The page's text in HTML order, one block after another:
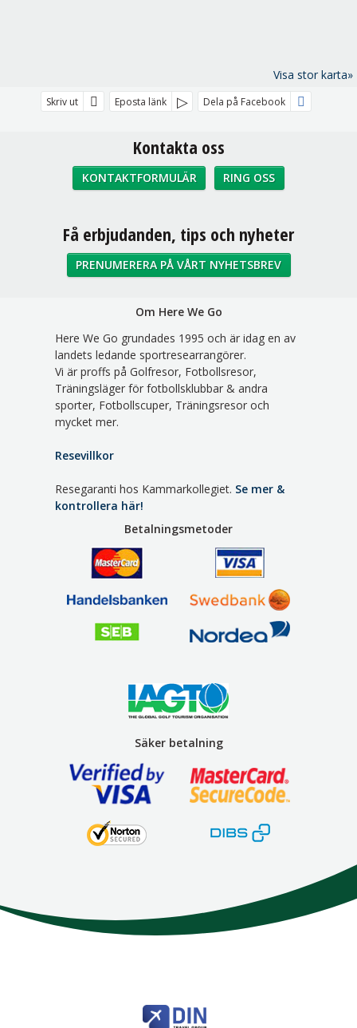
Visa stor karta»
Skriv ut Eposta länk Dela på Facebook
Kontakta oss
KONTAKTFORMULÄR RING OSS
Sociala medier
Få erbjudanden, tips och nyheter
PRENUMERERA PÅ VÅRT NYHETSBREV
Om Here We Go
Here We Go grundades 1995 och är idag en av
landets ledande sportresearrangörer.
Vi är proffs på Golfresor, Fotbollsresor,
Träningsläger för fotbollsklubbar & andra
sporter, Fotbollscuper, Träningsresor och
mycket mer.
Resevillkor
Resegaranti hos Kammarkollegiet. Se mer &
kontrollera här!
Betalningsmetoder
Säker betalning
235 39